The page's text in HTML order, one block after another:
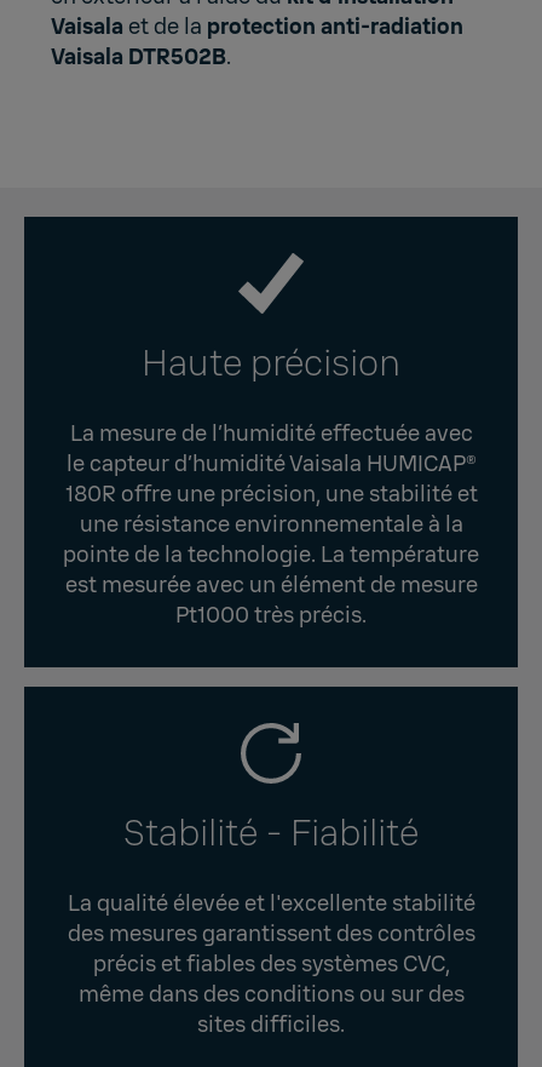
Vaisala et de la protection anti-radiation
Vaisala DTR502B.
Haute précision
La mesure de l’humidité effectuée avec
le capteur d’humidité Vaisala HUMICAP®
180R offre une précision, une stabilité et
une résistance environnementale à la
pointe de la technologie. La température
est mesurée avec un élément de mesure
Pt1000 très précis.
Stabilité - Fiabilité
La qualité élevée et l'excellente stabilité
des mesures garantissent des contrôles
précis et fiables des systèmes CVC,
même dans des conditions ou sur des
sites difficiles.